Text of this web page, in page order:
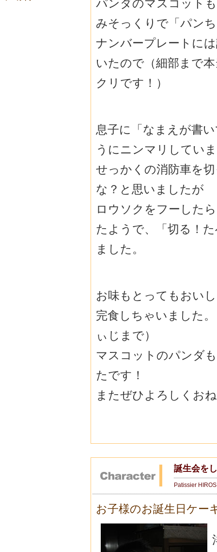
パンダのマスコット
みそっくりで「パン
ナンバープレートに
いたので（細部まで
クリです！）
息子に「なまえが書
うにニンマリしてい
せっかくの消防車を
な？と思いましたが
ロウソクをフーした
たようで、「切る！
ました。
お味もとってもおい
完食しちゃいました
ぃじまで）
マスコットのパンダ
たです！
またぜひよろしくお
誕生会を
Patissier
お子様のお誕生日ケー